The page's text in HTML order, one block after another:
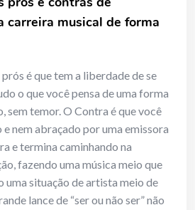
carreira musical de forma
é que tem a liberdade de se
o que você pensa de uma forma
sem temor. O Contra é que você
nem abraçado por uma emissora
e termina caminhando na
fazendo uma música meio que
uma situação de artista meio de
lance de “ser ou não ser” não